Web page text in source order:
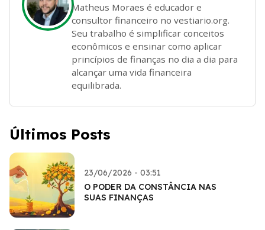
Matheus Moraes é educador e
consultor financeiro no vestiario.org.
Seu trabalho é simplificar conceitos
econômicos e ensinar como aplicar
princípios de finanças no dia a dia para
alcançar uma vida financeira
equilibrada.
Últimos Posts
23/06/2026 - 03:51
O PODER DA CONSTÂNCIA NAS
SUAS FINANÇAS